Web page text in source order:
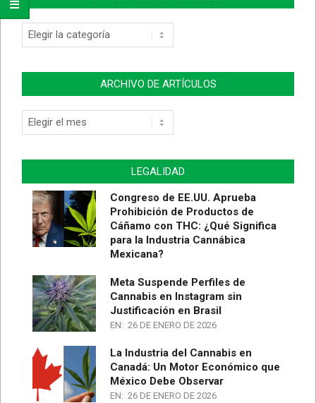
Categorías
de
ARCHIVO DE ARTÍCULOS
Archivo
de
LEGALIDAD
Congreso de EE.UU. Aprueba
Prohibición de Productos de
Cáñamo con THC: ¿Qué Significa
para la Industria Cannábica
Mexicana?
Meta Suspende Perfiles de
Cannabis en Instagram sin
Justificación en Brasil
EN: 26 DE ENERO DE 2026
La Industria del Cannabis en
Canadá: Un Motor Económico que
México Debe Observar
EN: 26 DE ENERO DE 2026